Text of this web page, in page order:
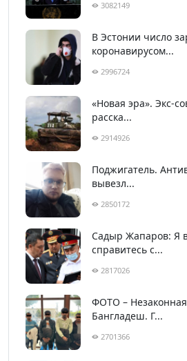
3082149
В Эстонии число
коронавирусом...
2996724
«Новая эра». Экс-
расска...
2914926
Поджигатель.
вывезл...
2850172
Садыр Жапаров: Я
справитесь с...
2817026
ФОТО –
Бангладеш. Г...
2701366